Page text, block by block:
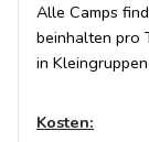
Alle Camps
beinhalten pro
in
Kosten: